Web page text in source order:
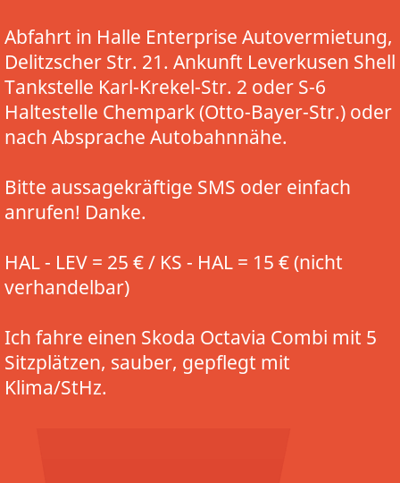
Abfahrt in Halle Enterprise Autovermietung,
Delitzscher Str. 21. Ankunft Leverkusen Shell
Tankstelle Karl-Krekel-Str. 2 oder S-6
Haltestelle Chempark (Otto-Bayer-Str.) oder
nach Absprache Autobahnnähe.
Bitte aussagekräftige SMS oder einfach
anrufen! Danke.
HAL - LEV = 25 € / KS - HAL = 15 € (nicht
verhandelbar)
Ich fahre einen Skoda Octavia Combi mit 5
Sitzplätzen, sauber, gepflegt mit
Klima/StHz.